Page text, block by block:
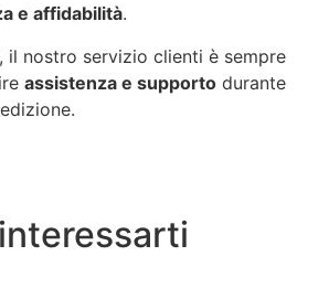
e affidabilità.
il nostro servizio clienti è sempre
assistenza e supporto durante